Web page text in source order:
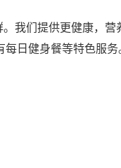
我们提供更健康，
日健身餐等特色服务